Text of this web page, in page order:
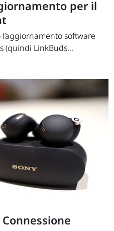
per il
software
(quindi LinkBuds...